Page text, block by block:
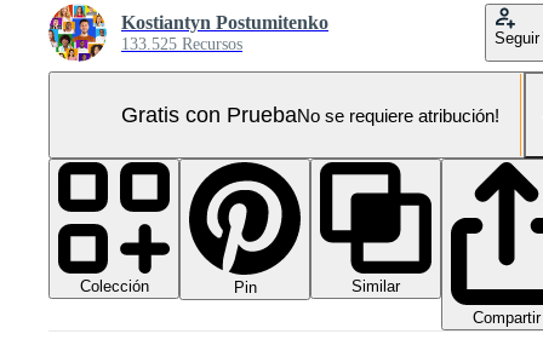
Kostiantyn Postumitenko
133.525 Recursos Seguir
Gratis con PruebaNo se requiere atribución!
Colección Pin
Similar
Compartir